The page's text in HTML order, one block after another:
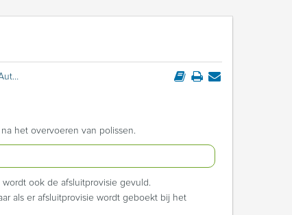
Nulstellen afsluitprovisie na Automatisch rekenen
het overvoeren van polissen.
wordt ook de afsluitprovisie gevuld.
als er afsluitprovisie wordt geboekt bij het